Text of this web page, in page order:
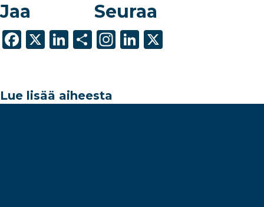
Jaa
F
e
X
Li
e
S
e
Seuraa
In Li
Lue lisää aiheesta